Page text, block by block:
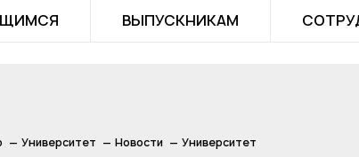
ВЫПУСКНИКАМ
Университет Новости Университет